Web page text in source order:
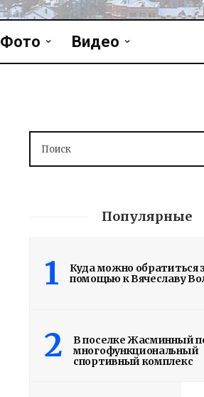
Фото Видео
Популярные
1
Куда можно обратиться
помощью к Вячеславу
2
В поселке Жасминный
многофункциональный
спортивный комплекс